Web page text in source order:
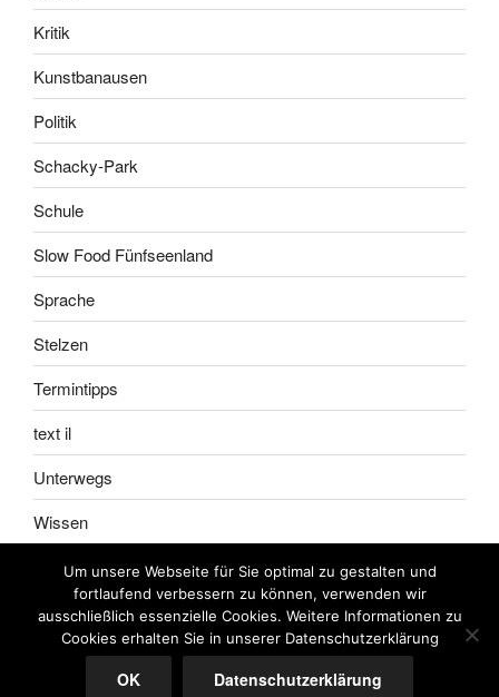
Kritik
Kunstbanausen
Politik
Schacky-Park
Schule
Slow Food Fünfseenland
Sprache
Stelzen
Termintipps
text il
Unterwegs
Wissen
ImpressumMeine
AGB
Um unsere Webseite für Sie optimal zu gestalten und
fortlaufend verbessern zu können, verwenden wir
ausschließlich essenzielle Cookies. Weitere Informationen zu
Cookies erhalten Sie in unserer Datenschutzerklärung
OK Datenschutzerklärung